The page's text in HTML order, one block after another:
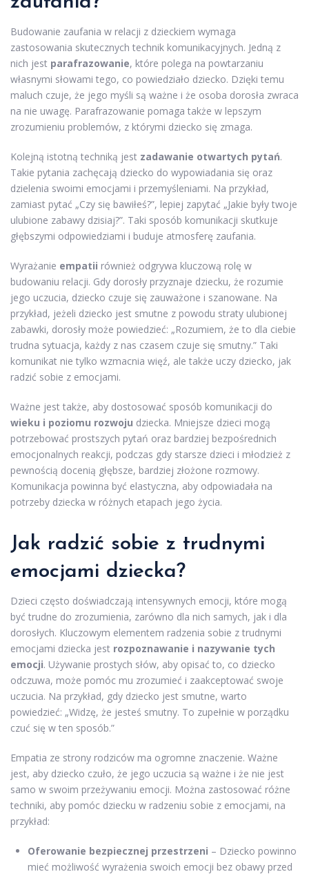
Budowanie zaufania w relacji z dzieckiem wymaga
zastosowania skutecznych technik komunikacyjnych. Jedną z
nich jest parafrazowanie, które polega na powtarzaniu
własnymi słowami tego, co powiedziało dziecko. Dzięki temu
maluch czuje, że jego myśli są ważne i że osoba dorosła zwraca
na nie uwagę. Parafrazowanie pomaga także w lepszym
zrozumieniu problemów, z którymi dziecko się zmaga.
Kolejną istotną techniką jest zadawanie otwartych pytań.
Takie pytania zachęcają dziecko do wypowiadania się oraz
dzielenia swoimi emocjami i przemyśleniami. Na przykład,
zamiast pytać „Czy się bawiłeś?”, lepiej zapytać „Jakie były twoje
ulubione zabawy dzisiaj?”. Taki sposób komunikacji skutkuje
głębszymi odpowiedziami i buduje atmosferę zaufania.
Wyrażanie empatii również odgrywa kluczową rolę w
budowaniu relacji. Gdy dorosły przyznaje dziecku, że rozumie
jego uczucia, dziecko czuje się zauważone i szanowane. Na
przykład, jeżeli dziecko jest smutne z powodu straty ulubionej
zabawki, dorosły może powiedzieć: „Rozumiem, że to dla ciebie
trudna sytuacja, każdy z nas czasem czuje się smutny.” Taki
komunikat nie tylko wzmacnia więź, ale także uczy dziecko, jak
radzić sobie z emocjami.
Ważne jest także, aby dostosować sposób komunikacji do
wieku i poziomu rozwoju dziecka. Mniejsze dzieci mogą
potrzebować prostszych pytań oraz bardziej bezpośrednich
emocjonalnych reakcji, podczas gdy starsze dzieci i młodzież z
pewnością docenią głębsze, bardziej złożone rozmowy.
Komunikacja powinna być elastyczna, aby odpowiadała na
potrzeby dziecka w różnych etapach jego życia.
Jak radzić sobie z trudnymi
emocjami dziecka?
Dzieci często doświadczają intensywnych emocji, które mogą
być trudne do zrozumienia, zarówno dla nich samych, jak i dla
dorosłych. Kluczowym elementem radzenia sobie z trudnymi
emocjami dziecka jest rozpoznawanie i nazywanie tych
emocji. Używanie prostych słów, aby opisać to, co dziecko
odczuwa, może pomóc mu zrozumieć i zaakceptować swoje
uczucia. Na przykład, gdy dziecko jest smutne, warto
powiedzieć: „Widzę, że jesteś smutny. To zupełnie w porządku
czuć się w ten sposób.”
Empatia ze strony rodziców ma ogromne znaczenie. Ważne
jest, aby dziecko czuło, że jego uczucia są ważne i że nie jest
samo w swoim przeżywaniu emocji. Można zastosować różne
techniki, aby pomóc dziecku w radzeniu sobie z emocjami, na
przykład:
Oferowanie bezpiecznej przestrzeni – Dziecko powinno
mieć możliwość wyrażenia swoich emocji bez obawy przed